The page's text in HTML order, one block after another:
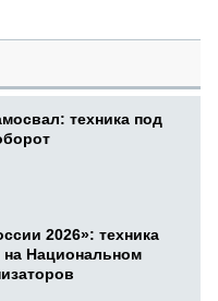
техника под
2026»: техника
на Национальном